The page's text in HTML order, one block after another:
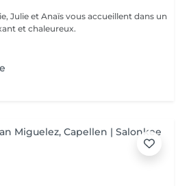
et chaleureux.